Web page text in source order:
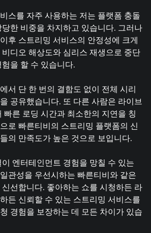
스를 자주 사용하는 저는 플랫폼 충돌
한 비중을 차지하고 있습니다. 그러나
후 스트리밍 서비스의 안정성에 크게
디오 해상도와 심리스 재생으로 중단
을 할 수 있습니다.
서 단 한 번의 결함도 없이 전체 시리
공유했습니다. 또 다른 사람은 라이브
빠른 로딩 시간과 최소한의 지연을 칭
로 빠른티비의 스트리밍 플랫폼의 신
의 만족도가 높은 것으로 보입니다.
엔터테인먼트 경험을 망칠 수 있는
관성을 우선시하는 빠른티비와 같은
선합니다. 좋아하는 쇼를 시청하든 라
든 신뢰할 수 있는 스트리밍 서비스를
경험을 보장하는 데 모든 차이가 있습